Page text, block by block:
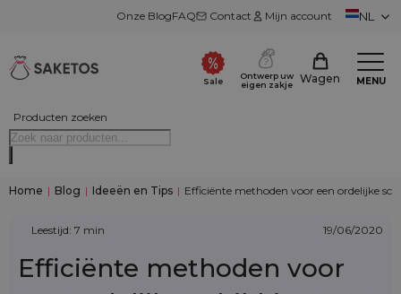
Onze BlogFAQ Contact Mijn account NL
Producten zoeken
Sale
Ontwerp uw
eigen zakje
Wagen MENU
Home | Blog | Ideeën en Tips | Efficiënte methoden voor een ordelijke
Leestijd: 7 min 19/06/2020
Efficiënte methoden voor